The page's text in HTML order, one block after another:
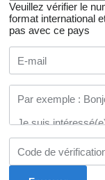
Veuillez vérifier le
format international
pas avec ce pays